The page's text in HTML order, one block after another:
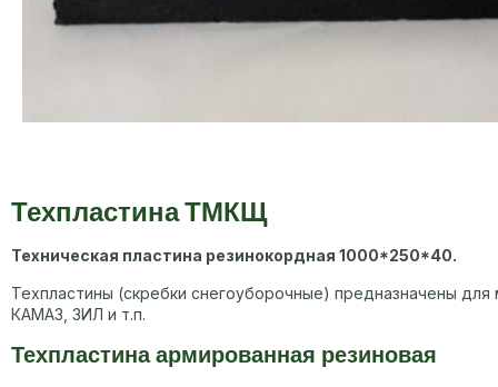
Техпластина ТМКЩ
Техническая пластина резинокордная 1000*250*40.
Техпластины (скребки снегоуборочные) предназначены
КАМАЗ, ЗИЛ и т.п.
Техпластина армированная резиновая